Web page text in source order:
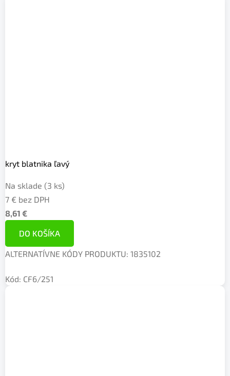
kryt blatnika ľavý
Na sklade (3 ks)
7 € bez DPH
8,61 €
DO KOŠÍKA
ALTERNATÍVNE KÓDY PRODUKTU: 1835102
Kód: CF6/251